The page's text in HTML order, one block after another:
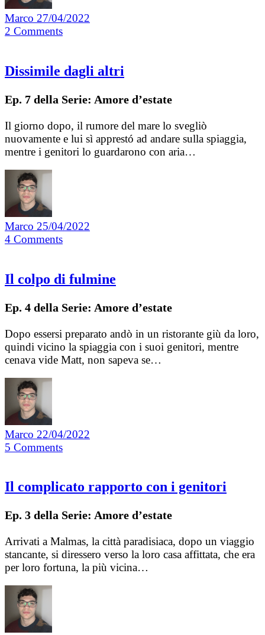
Marco 27/04/2022
2 Comments
Dissimile dagli altri
Ep. 7 della Serie: Amore d’estate
Il giorno dopo, il rumore del mare lo svegliò
nuovamente e lui sì apprestó ad andare sulla spiaggia,
mentre i genitori lo guardarono con aria…
Marco 25/04/2022
4 Comments
Il colpo di fulmine
Ep. 4 della Serie: Amore d’estate
Dopo essersi preparato andò in un ristorante giù da loro,
quindi vicino la spiaggia con i suoi genitori, mentre
cenava vide Matt, non sapeva se…
Marco 22/04/2022
5 Comments
Il complicato rapporto con i genitori
Ep. 3 della Serie: Amore d’estate
Arrivati a Malmas, la città paradisiaca, dopo un viaggio
stancante, si diressero verso la loro casa affittata, che era
per loro fortuna, la più vicina…